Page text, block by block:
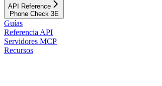
API Reference
Phone Check 3E
Guías
Referencia API
Servidores MCP
Recursos